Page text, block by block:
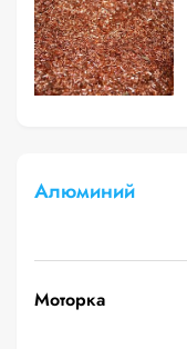
Алюминий
Моторка